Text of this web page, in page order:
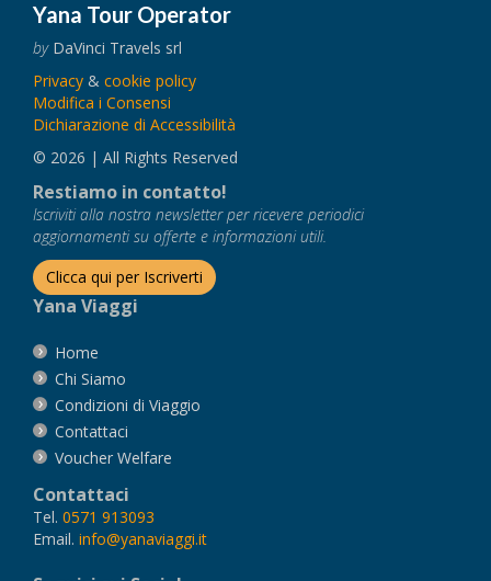
Yana Tour Operator
byDaVinci Travels srl
Privacy & cookie policy
Modifica i Consensi
Dichiarazione di Accessibilità
© 2026 | All Rights Reserved
Restiamo in contatto!
Iscriviti alla nostra newsletter per ricevere periodici
aggiornamenti su offerte e informazioni utili.
Clicca qui per Iscriverti
Yana Viaggi
Home
Chi Siamo
Condizioni di Viaggio
Contattaci
Voucher Welfare
Contattaci
Tel. 0571 913093
Email. info@yanaviaggi.it